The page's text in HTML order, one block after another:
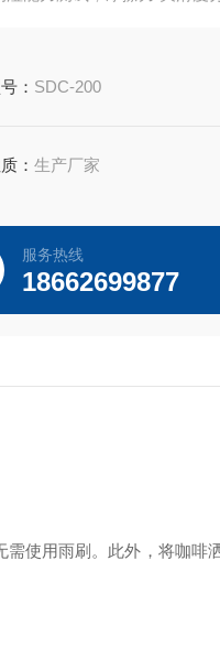
： SDC-200
：生产厂家
服务热线
18662699877
使用雨刷。此外，将咖啡